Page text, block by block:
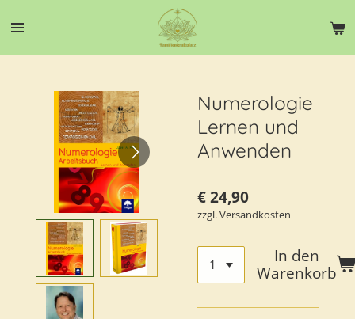
Hauptinhalt
Numerologie
Lernen und
Anwenden
€ 24,90
zzgl. Versandkosten
In den
Warenkorb